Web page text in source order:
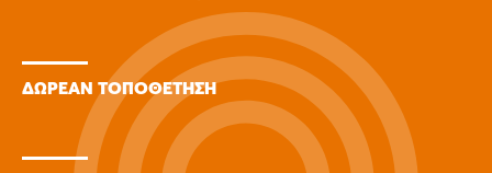
ΔΩΡΕΑΝ ΤΟΠΟΘΕΤΗΣΗ